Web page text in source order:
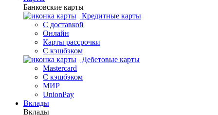
Банковские карты
Кредитные карты
С доставкой
Онлайн
Карты рассрочки
С кэшбэком
Дебетовые карты
Mastercard
С кэшбэком
МИР
UnionPay
Вклады
Вклады